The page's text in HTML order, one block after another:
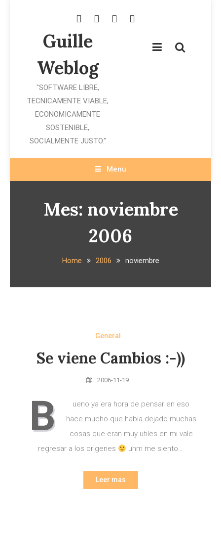
Guille
Weblog
"SOFTWARE LIBRE,
TECNICAMENTE VIABLE,
ECONOMICAMENTE
SOSTENIBLE,
SOCIALMENTE JUSTO."
Menu
Mes: noviembre
2006
Home 2006 noviembre
General
Se viene Cambios :-))
2006-11-19
B
ueno ya era hora de pensar en eso
hace mucho que habia dejado muchas
cosas que eran muy utiles en mi vale
regresar a los origenes
uhm me siento…
Leer mas